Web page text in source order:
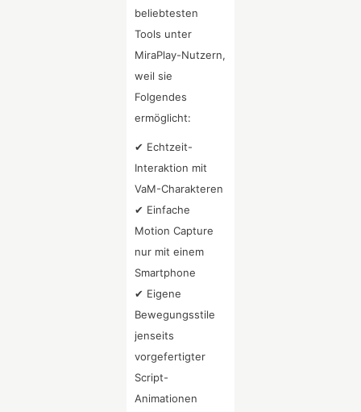
beliebtesten
Tools unter
MiraPlay-Nutzern,
weil sie
Folgendes
ermöglicht:
✔ Echtzeit-
Interaktion mit
VaM-Charakteren
✔ Einfache
Motion Capture
nur mit einem
Smartphone
✔ Eigene
Bewegungsstile
jenseits
vorgefertigter
Script-
Animationen